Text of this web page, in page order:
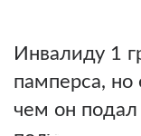
Инвалиду 1
памперса, но
чем он